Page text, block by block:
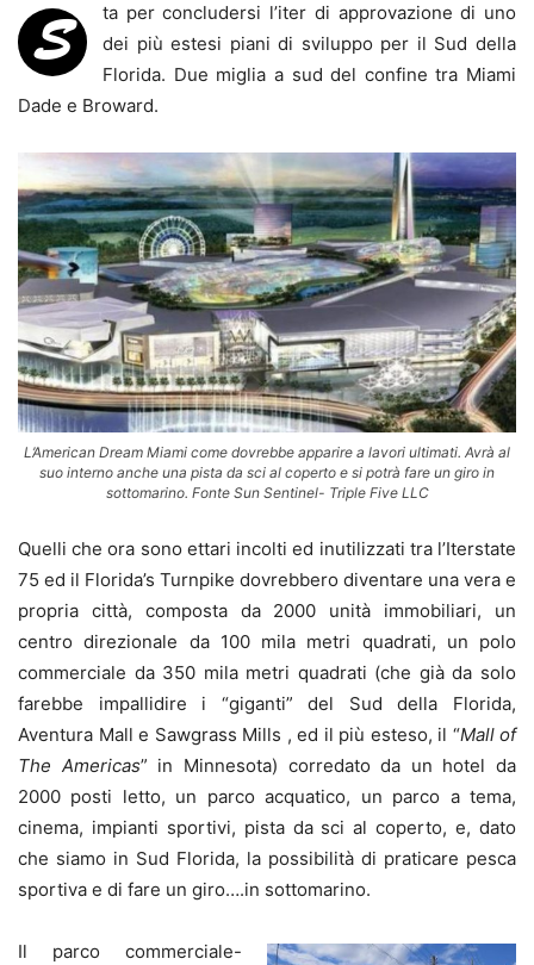
S
ta per concludersi l’iter di approvazione di uno
dei più estesi piani di sviluppo per il Sud della
Florida. Due miglia a sud del confine tra Miami
Dade e Broward.
L’American Dream Miami come dovrebbe apparire a lavori ultimati. Avrà al
suo interno anche una pista da sci al coperto e si potrà fare un giro in
sottomarino. Fonte Sun Sentinel- Triple Five LLC
Quelli che ora sono ettari incolti ed inutilizzati tra l’Iterstate
75 ed il Florida’s Turnpike dovrebbero diventare una vera e
propria città, composta da 2000 unità immobiliari, un
centro direzionale da 100 mila metri quadrati, un polo
commerciale da 350 mila metri quadrati (che già da solo
farebbe impallidire i “giganti” del Sud della Florida,
Aventura Mall e Sawgrass Mills , ed il più esteso, il “Mall of
The Americas” in Minnesota) corredato da un hotel da
2000 posti letto, un parco acquatico, un parco a tema,
cinema, impianti sportivi, pista da sci al coperto, e, dato
che siamo in Sud Florida, la possibilità di praticare pesca
sportiva e di fare un giro….in sottomarino.
Il parco commerciale-